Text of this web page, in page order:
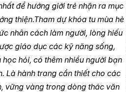
để hướng giới trẻ nhận ra mục
thiện.Tham dự khóa tu mùa hè
nhân cách làm người, lòng hiếu
giáo dục các kỹ năng sống,
hỏi, có thêm nhiều người bạn
Là hành trang cần thiết cho các
vững vàng trong dòng thác văn